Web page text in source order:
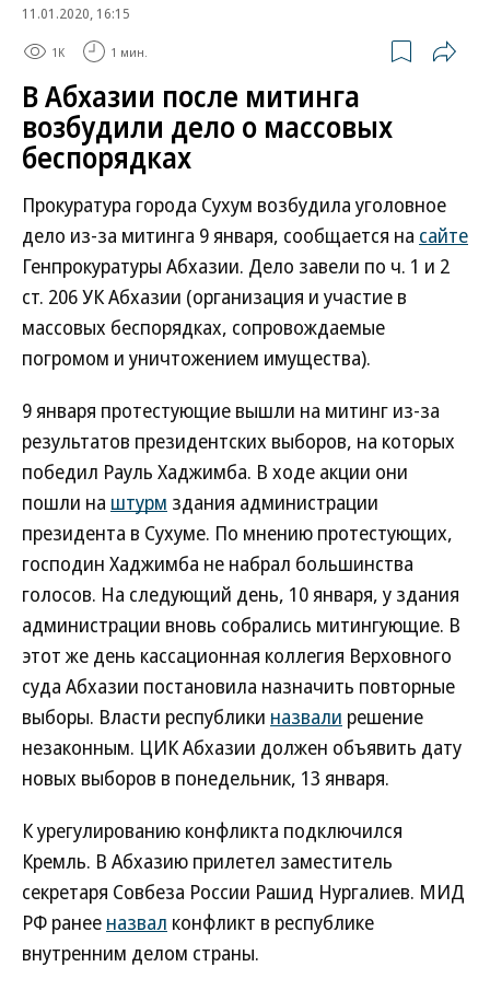
11.01.2020, 16:15
1K 1 мин.
В Абхазии после митинга
возбудили дело о массовых
беспорядках
Прокуратура города Сухум возбудила уголовное
дело из-за митинга 9 января, сообщается на сайте
Генпрокуратуры Абхазии. Дело завели по ч. 1 и 2
ст. 206 УК Абхазии (организация и участие в
массовых беспорядках, сопровождаемые
погромом и уничтожением имущества).
9 января протестующие вышли на митинг из-за
результатов президентских выборов, на которых
победил Рауль Хаджимба. В ходе акции они
пошли на штурм здания администрации
президента в Сухуме. По мнению протестующих,
господин Хаджимба не набрал большинства
голосов. На следующий день, 10 января, у здания
администрации вновь собрались митингующие. В
этот же день кассационная коллегия Верховного
суда Абхазии постановила назначить повторные
выборы. Власти республики назвали решение
незаконным. ЦИК Абхазии должен объявить дату
новых выборов в понедельник, 13 января.
К урегулированию конфликта подключился
Кремль. В Абхазию прилетел заместитель
секретаря Совбеза России Рашид Нургалиев. МИД
РФ ранее назвал конфликт в республике
внутренним делом страны.